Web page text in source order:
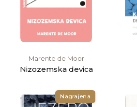
Marente de Moor
Nizozemska devica
Nagrajena